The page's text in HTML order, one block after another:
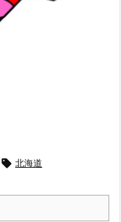
 北海道